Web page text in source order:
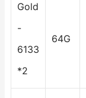
Gold
-
6133
*2
64G